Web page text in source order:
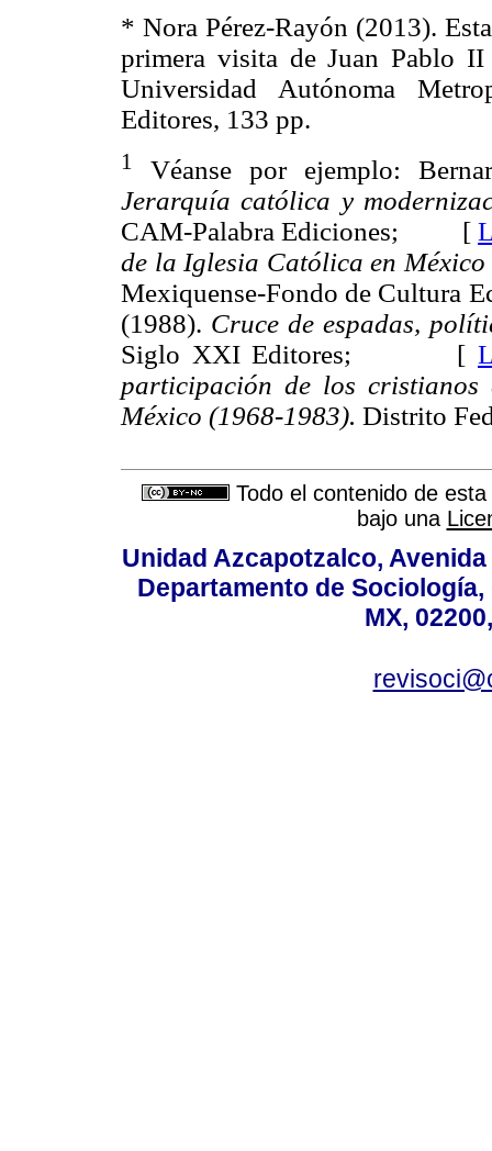
* Nora Pérez-Rayón (2013).
primera visita de Juan Pablo
Universidad Autónoma
Editores, 133 pp.
1
Véanse por ejemplo:
Jerarquía católica y
CAM-Palabra Ediciones; [
de la Iglesia Católica en
Mexiquense-Fondo de
(1988). Cruce de espadas,
Siglo XXI Editores; [
participación de los
México (1968-1983). Distrito
Todo el contenido de
bajo una
Unidad Azcapotzalco,
Departamento de
MX,